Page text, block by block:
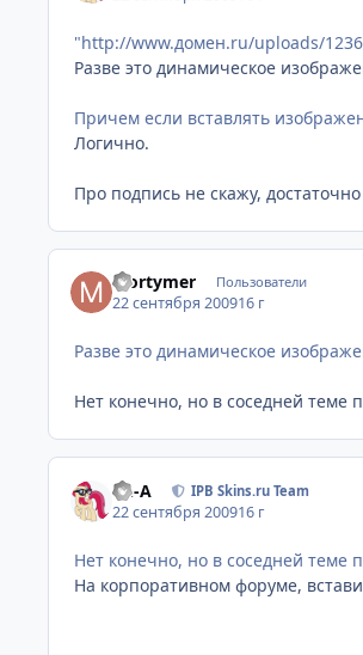
"http://www.домен.ru/uploads/
Разве это динамическое
Причем если вставлять
Логично.
Про подпись не скажу,
Mortymer Пользователи
22 сентября 200916 г
Разве это динамическое
Нет конечно, но в соседней
Ph-A IPB Skins.ru Team
22 сентября 200916 г
Нет конечно, но в соседней
На корпоративном форуме,